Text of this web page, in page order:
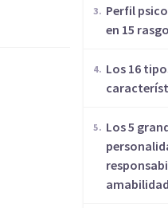
Perfil
en 15
Los 16
Los 5